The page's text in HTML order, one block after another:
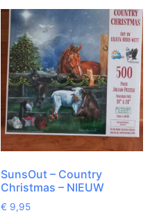
SunsOut – Country
Christmas – NIEUW
€ 9,95